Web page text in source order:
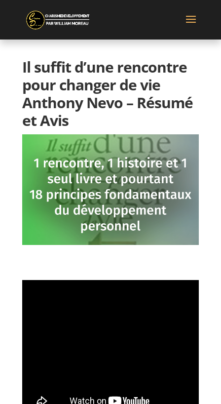
Il suffit d’une rencontre
pour changer de vie
Anthony Nevo – Résumé
et Avis